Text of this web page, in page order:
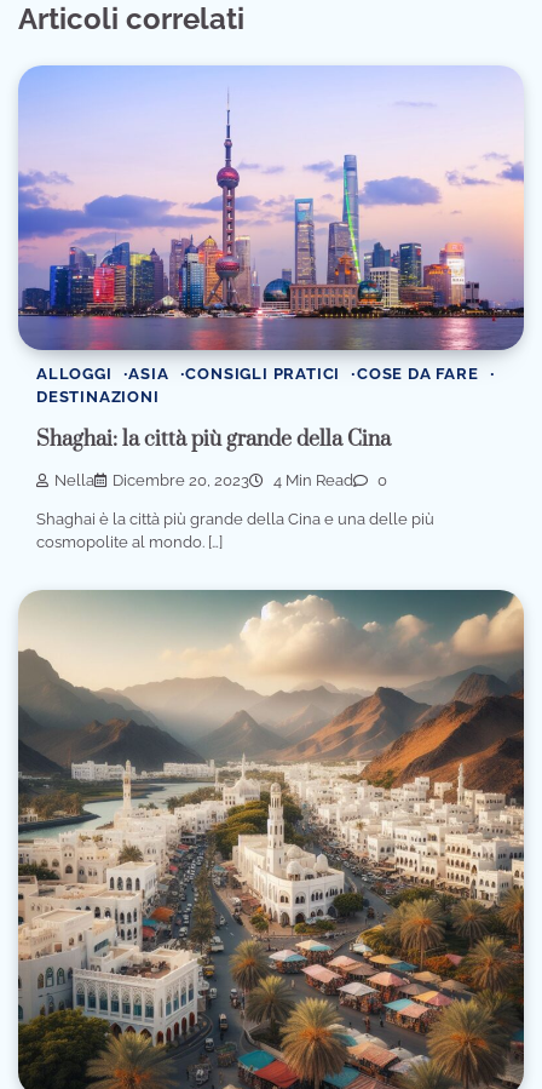
Articoli correlati
ALLOGGI ASIA CONSIGLI PRATICI
COSE DA FARE
DESTINAZIONI
Shaghai: la città più grande della Cina
Nella Dicembre 20, 2023 4 Min Read 0
Shaghai è la città più grande della Cina e una delle più
cosmopolite al mondo. […]